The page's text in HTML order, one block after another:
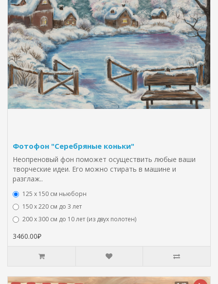
Фотофон "Серебряные коньки"
Неопреновый фон поможет осуществить любые ваши
творческие идеи. Его можно стирать в машине и
разглаж..
125 x 150 см ньюборн
150 х 220 см до 3 лет
200 х 300 см до 10 лет (из двух полотен)
3460.00₽